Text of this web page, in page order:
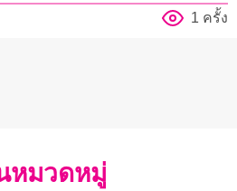
1 ครั้ง
หมวดหมู่